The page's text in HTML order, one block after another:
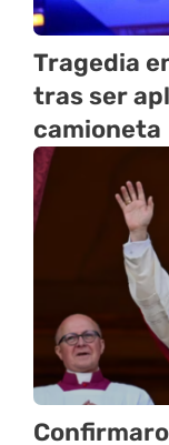
Tragedia
tras ser
camioneta